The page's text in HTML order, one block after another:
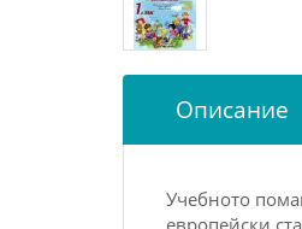
Описание
Учебното
европейски